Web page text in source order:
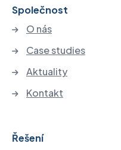
Společnost
O nás
Case studies
Aktuality
Kontakt
Řešení